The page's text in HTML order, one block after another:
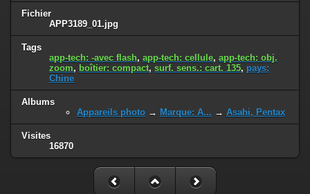
Fichier
APP3189_01.jpg
Tags
app-tech: -avec flash, app-tech: cellule, app-tech: obj.
zoom, boîtier: compact, surf. sens.: cart. 135, pays:
Chine
Albums
Appareils photo → Marque: A... → Asahi, Pentax
Visites
16870